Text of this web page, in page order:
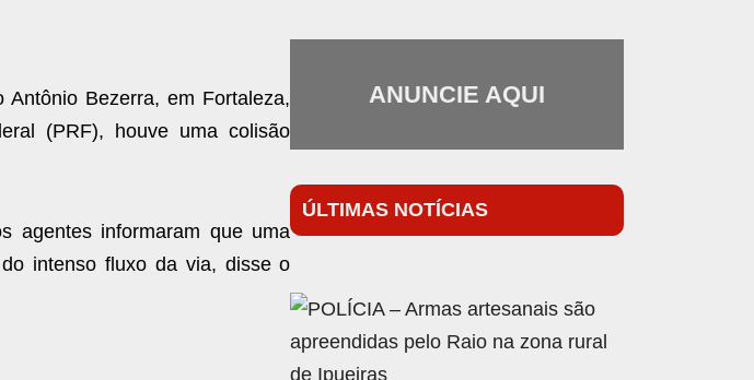
Bezerra, em Fortaleza,
(PRF), houve uma colisão
agentes informaram que uma
intenso fluxo da via, disse o
ANUNCIE AQUI
ÚLTIMAS NOTÍCIAS